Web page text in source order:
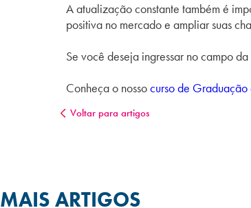
A atualização constante também é
positiva no mercado e ampliar suas
Se você deseja ingressar no campo
Conheça o nossocurso de
Voltar para artigos
MAIS ARTIGOS